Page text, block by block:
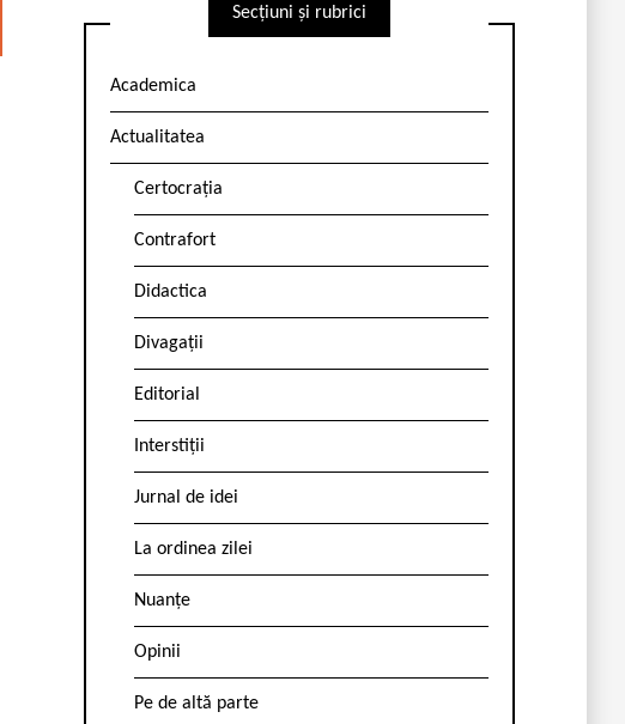
Secțiuni și rubrici
Academica
Actualitatea
Certocrația
Contrafort
Didactica
Divagații
Editorial
Interstiții
Jurnal de idei
La ordinea zilei
Nuanțe
Opinii
Pe de altă parte